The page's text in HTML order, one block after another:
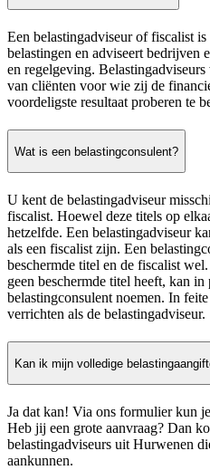
Een belastingadviseur of fiscalist
belastingen en adviseert bedrijven
en regelgeving.
van cliënten voor wie zij de
voordeligste resultaat proberen te
Wat is een belastingconsulent?
U kent de belastingadviseur
fiscalist. Hoewel deze titels op
hetzelfde. Een belastingadviseur
als een fiscalist zijn. Een
beschermde titel en de fiscalist
geen beschermde titel heeft, kan
belastingconsulent noemen. In
verrichten als de belastingadviseur.
Kan ik mijn volledige
Ja dat kan! Via ons formulier kun
Heb jij een grote aanvraag? Dan
belastingadviseurs uit Hurwenen
aankunnen.